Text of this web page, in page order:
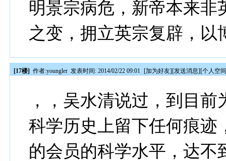
明景宗病危，新帝本来非
之变，拥立英宗复辟，以
[17楼] 作者:youngler 发表时间: 2014/02/22 09:01 [加为好友][发送消息][个人空
，，吴水清说过，到目
科学历史上留下任何痕迹
的会员的科学水平，达不